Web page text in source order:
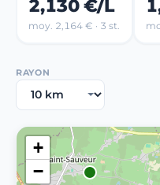
2,130 €/L
moy. 2,164 € · 3 st.
RAYON
+
−